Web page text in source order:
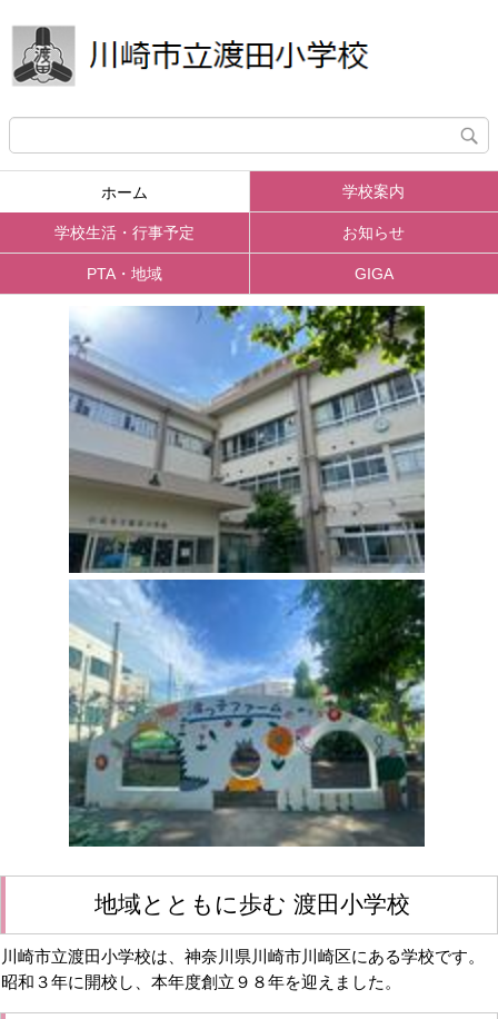
ホーム 学校案内
学校生活・行事予定 お知らせ
PTA・地域 GIGA
地域とともに歩む 渡田小学校
川崎市立渡田小学校は、神奈川県川崎市川崎区にある学校です。
昭和３年に開校し、本年度創立９８年を迎えました。